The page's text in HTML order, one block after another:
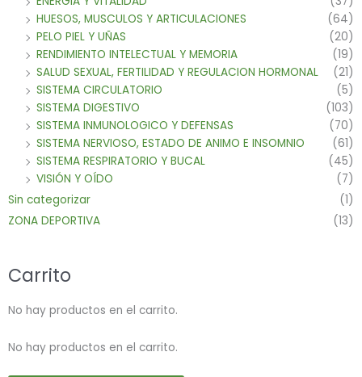
HUESOS, MUSCULOS Y ARTICULACIONES
(64)
PELO PIEL Y UÑAS
(20)
RENDIMIENTO INTELECTUAL Y MEMORIA
(19)
SALUD SEXUAL, FERTILIDAD Y REGULACION HORMONAL
(21)
SISTEMA CIRCULATORIO
(5)
SISTEMA DIGESTIVO
(103)
SISTEMA INMUNOLOGICO Y DEFENSAS
(70)
SISTEMA NERVIOSO, ESTADO DE ANIMO E INSOMNIO
(61)
SISTEMA RESPIRATORIO Y BUCAL
(45)
VISIÓN Y OÍDO
(7)
Sin categorizar
(1)
ZONA DEPORTIVA
(13)
Carrito
No hay productos en el carrito.
No hay productos en el carrito.